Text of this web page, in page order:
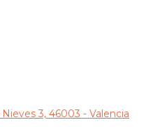
3, 46003 - Valencia